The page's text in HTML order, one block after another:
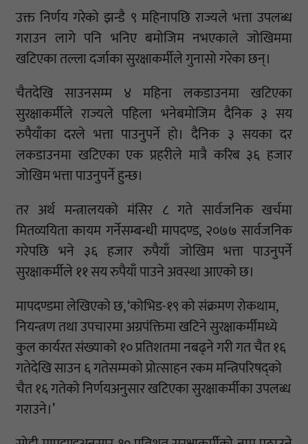
उक्त निर्णय गरेको झन्डै ९ महिनापछि राज्यले भत्ता उपलब्ध
गराउन लागे पनि भनिए बमोजिम नभएकाले जोखिममा
खटिएका तल्ला दर्जाका सुरक्षाकर्मीले गुनासो गरेका छन्।
चैतदेखि साउनसम्म ४ महिना लकडाउनमा खटिएका
सुरक्षाकर्मीले राज्यले पहिला भनेबमोजिम दैनिक ३ सय
रुपैयाँका दरले भत्ता पाउनुपर्ने हो। दैनिक ३ सयका दर
लकडाउनमा खटिएका एक प्रहरीले मात्रै करिब ३६ हजार
जोखिम भत्ता पाउनुपर्ने हुन्छ।
तर अर्थ मन्त्रालयको मंसिर ८ गते सार्वजनिक खर्चमा
मितव्ययिता कायम गर्नेसम्बन्धी मापदण्ड, २०७७ सार्वजनिक
गरेपछि भने ३६ हजार रुपैयाँ जोखिम भत्ता पाउनुपर्ने
सुरक्षाकर्मीले ११ सय रुपैयाँ पाउने अवस्था आएको छ।
मापदण्डमा लेखिएको छ, ‘कोभिड-१९ को संक्रमण रोकथाम,
नियन्त्रण तथा उपचारमा अग्रपंक्तिमा खटिने सुरक्षाकर्मीमध्ये
कुल कार्यरत संख्याको १० प्रतिशतमा नबढ्ने गरी गत चैत १६
गतेदेखि साउन ६ गतेसम्मको प्रोत्साहन रकम मन्त्रिपरिषद्को
चैत १६ गतेको निर्णयअनुसार खटिएका सुरक्षाकर्मीका उपलब्ध
गराउने।’